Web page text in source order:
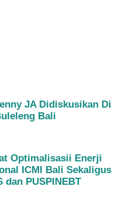
JA Didiskusikan Di
Bali
Optimalisasii Enerji
ICMI Bali Sekaligus
dan PUSPINEBT